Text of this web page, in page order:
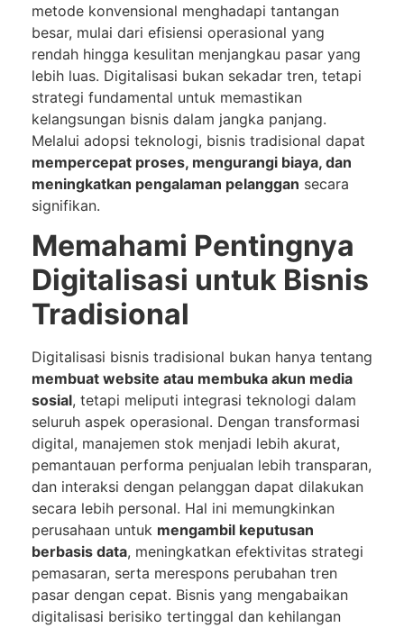
metode konvensional menghadapi tantangan
besar, mulai dari efisiensi operasional yang
rendah hingga kesulitan menjangkau pasar yang
lebih luas. Digitalisasi bukan sekadar tren, tetapi
strategi fundamental untuk memastikan
kelangsungan bisnis dalam jangka panjang.
Melalui adopsi teknologi, bisnis tradisional dapat
mempercepat proses, mengurangi biaya, dan
meningkatkan pengalaman pelanggan secara
signifikan.
Memahami Pentingnya
Digitalisasi untuk Bisnis
Tradisional
Digitalisasi bisnis tradisional bukan hanya tentang
membuat website atau membuka akun media
sosial, tetapi meliputi integrasi teknologi dalam
seluruh aspek operasional. Dengan transformasi
digital, manajemen stok menjadi lebih akurat,
pemantauan performa penjualan lebih transparan,
dan interaksi dengan pelanggan dapat dilakukan
secara lebih personal. Hal ini memungkinkan
perusahaan untuk mengambil keputusan
berbasis data, meningkatkan efektivitas strategi
pemasaran, serta merespons perubahan tren
pasar dengan cepat. Bisnis yang mengabaikan
digitalisasi berisiko tertinggal dan kehilangan